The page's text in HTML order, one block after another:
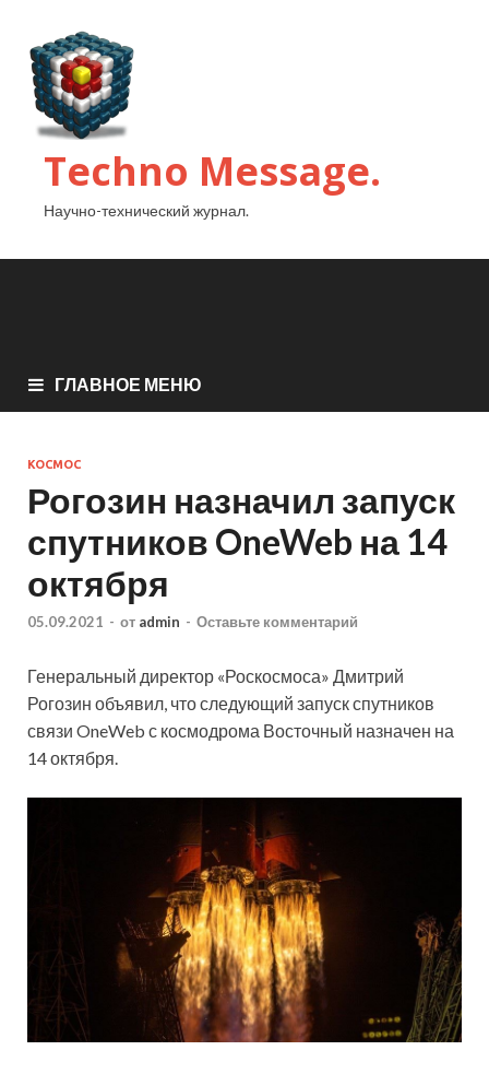
Techno Message.
Научно-технический журнал.
ГЛАВНОЕ МЕНЮ
КОСМОС
Рогозин назначил запуск
спутников OneWeb на 14
октября
05.09.2021 - от admin - Оставьте комментарий
Генеральный директор «Роскосмоса» Дмитрий
Рогозин объявил, что следующий запуск спутников
связи OneWeb с космодрома Восточный назначен на
14 октября.